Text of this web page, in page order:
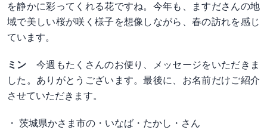
を静かに彩ってくれる花ですね。今年も、ますださんの地
域で美しい桜が咲く様子を想像しながら、春の訪れを感じ
ています。
ミン 今週もたくさんのお便り、メッセージをいただきま
した。ありがとうございます。最後に、お名前だけご紹介
させていただきます。
・ 茨城県かさま市の・いなば・たかし・さん